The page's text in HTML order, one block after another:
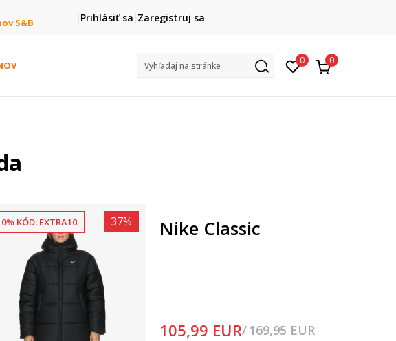
DOPRAVA ZADARMO
pri objednaní nad 80 € (neplatí pre Click&Collect)
Prihlásiť sa Zaregistruj sa
Vyhľadaj na stránke 0 0
KÓD: EXTRA10 37% Nike Classic
105,99 EUR 169,95EUR